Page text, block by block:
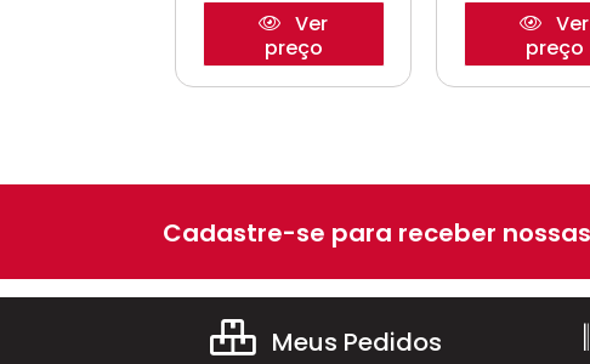
Ver
preço
Ver
preço
Cadastre-se para receber nossas
Meus Pedidos